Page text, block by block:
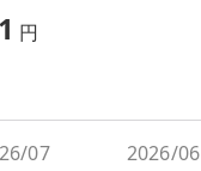
円
07 2026/06